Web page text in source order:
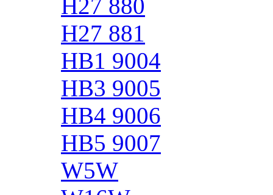
H27 880
H27 881
HB1 9004
HB3 9005
HB4 9006
HB5 9007
W5W